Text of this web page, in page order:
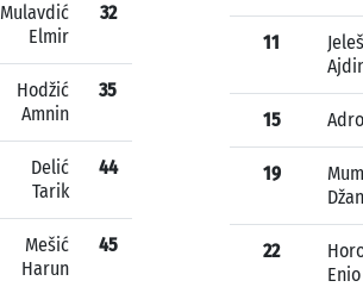
Mulavdić
Elmir
32
Hodžić
Amnin
35
Delić
Tarik
44
Mešić
Harun
45
11
15
19
Džan
22
Enio